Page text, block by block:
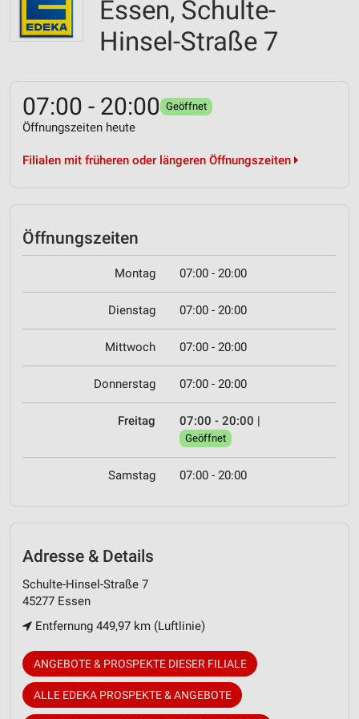
Essen, Schulte-
Hinsel-Straße 7
07:00 - 20:00 Geöffnet
Öffnungszeiten heute
Filialen mit früheren oder längeren Öffnungszeiten
Öffnungszeiten
Montag 07:00 - 20:00
Dienstag 07:00 - 20:00
Mittwoch 07:00 - 20:00
Donnerstag 07:00 - 20:00
Freitag 07:00 - 20:00 |
Geöffnet
Samstag 07:00 - 20:00
Adresse & Details
Schulte-Hinsel-Straße 7
45277 Essen
Entfernung 449,97 km (Luftlinie)
ANGEBOTE & PROSPEKTE DIESER FILIALE
ALLE EDEKA PROSPEKTE & ANGEBOTE